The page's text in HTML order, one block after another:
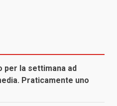
per la settimana ad
Praticamente uno